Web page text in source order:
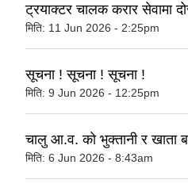
ट्रयाक्टर चालक करार सेवामा
मिति: 11 Jun 2026 - 2:25pm
सूचना ! सूचना ! सूचना !
मिति: 9 Jun 2026 - 12:25pm
चालु आ.व. को भुक्तानी र खाता
मिति: 6 Jun 2026 - 8:43am